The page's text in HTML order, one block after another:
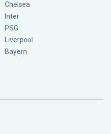
Chelsea
Inter
PSG
Liverpool
Bayern